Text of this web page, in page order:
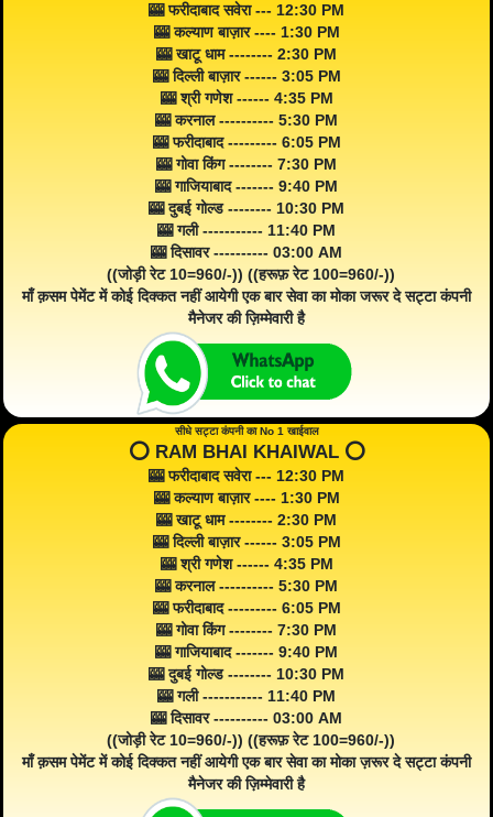
🎰 फरीदाबाद सवेरा --- 12:30 PM
🎰 कल्याण बाज़ार ---- 1:30 PM
🎰 खाटू धाम -------- 2:30 PM
🎰 दिल्ली बाज़ार ------ 3:05 PM
🎰 श्री गणेश ------ 4:35 PM
🎰 करनाल ---------- 5:30 PM
🎰 फरीदाबाद --------- 6:05 PM
🎰 गोवा किंग -------- 7:30 PM
🎰 गाजियाबाद ------- 9:40 PM
🎰 दुबई गोल्ड -------- 10:30 PM
🎰 गली ----------- 11:40 PM
🎰 दिसावर ---------- 03:00 AM
((जोड़ी रेट 10=960/-)) ((हरूफ़ रेट 100=960/-))
माँ क़सम पेमेंट में कोई दिक्कत नहीं आयेगी एक बार सेवा का मोका जरूर दे सट्टा कंपनी
मैनेजर की ज़िम्मेवारी है
सीधे सट्टा कंपनी का No 1 खाईवाल
⭕️ RAM BHAI KHAIWAL ⭕️
🎰 फरीदाबाद सवेरा --- 12:30 PM
🎰 कल्याण बाज़ार ---- 1:30 PM
🎰 खाटू धाम -------- 2:30 PM
🎰 दिल्ली बाज़ार ------ 3:05 PM
🎰 श्री गणेश ------ 4:35 PM
🎰 करनाल ---------- 5:30 PM
🎰 फरीदाबाद --------- 6:05 PM
🎰 गोवा किंग -------- 7:30 PM
🎰 गाजियाबाद ------- 9:40 PM
🎰 दुबई गोल्ड -------- 10:30 PM
🎰 गली ----------- 11:40 PM
🎰 दिसावर ---------- 03:00 AM
((जोड़ी रेट 10=960/-)) ((हरूफ़ रेट 100=960/-))
माँ क़सम पेमेंट में कोई दिक्कत नहीं आयेगी एक बार सेवा का मोका ज़रूर दे सट्टा कंपनी
मैनेजर की ज़िम्मेवारी है